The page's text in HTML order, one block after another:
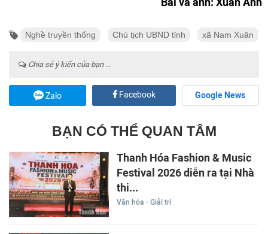
Nghề truyền thống Chủ tịch UBND tỉnh xã Nam Xuân
Chia sẻ ý kiến của bạn ...
Zalo Facebook Google News
BẠN CÓ THỂ QUAN TÂM
Thanh Hóa Fashion & Music
Festival 2026 diễn ra tại Nhà
thi...
Văn hóa - Giải trí